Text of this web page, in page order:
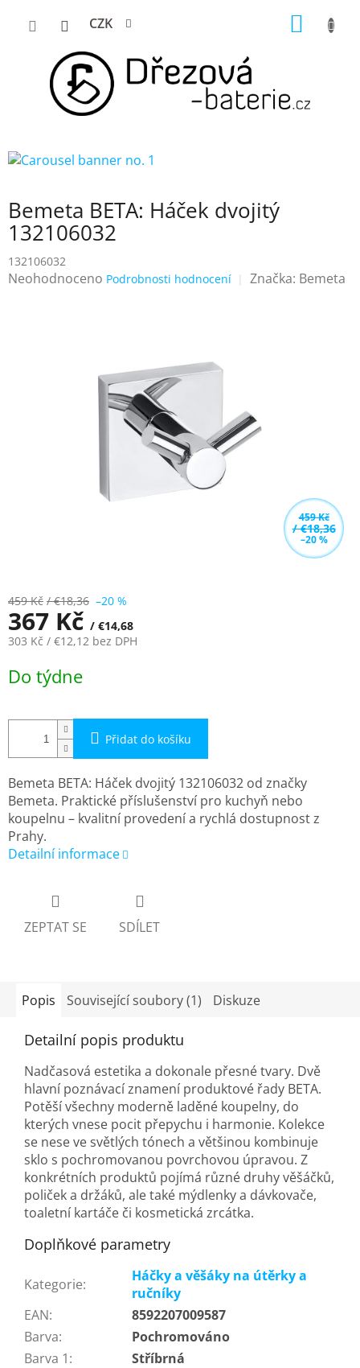
CZK
Bemeta BETA: Háček dvojitý
132106032
132106032
Průměrné
Neohodnoceno Podrobnosti hodnocení Značka: Bemeta
459 Kč
/ €18,36
–20 %
459 Kč / €18,36 –20 %
367 Kč / €14,68
303 Kč / €12,12 bez DPH
cena:
Do týdne
Přidat do košíku
Bemeta BETA: Háček dvojitý 132106032 od značky
Bemeta. Praktické příslušenství pro kuchyň nebo
koupelnu – kvalitní provedení a rychlá dostupnost z
Prahy.
Detailní informace
ZEPTAT SE SDÍLET
Popis Související soubory (1) Diskuze
Detailní popis produktu
Nadčasová estetika a dokonale přesné tvary. Dvě
hlavní poznávací znamení produktové řady BETA.
Potěší všechny moderně laděné koupelny, do
kterých vnese pocit přepychu i harmonie. Kolekce
se nese ve světlých tónech a většinou kombinuje
sklo s pochromovanou povrchovou úpravou. Z
konkrétních produktů pojímá různé druhy věšáčků,
poliček a držáků, ale také mýdlenky a dávkovače,
toaletní kartáče či kosmetická zrcátka.
Doplňkové parametry
Kategorie:
Háčky a věšáky na útěrky a
ručníky
EAN:
8592207009587
Barva:
Pochromováno
Barva 1:
Stříbrná